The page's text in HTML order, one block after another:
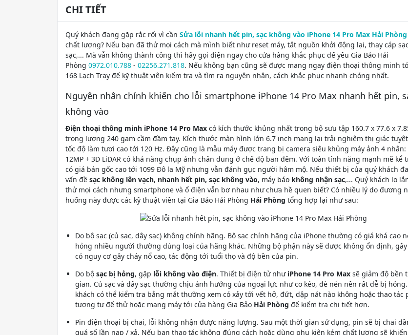
CHI TIẾT
Quý khách đang gặp rắc rối vì cần Sửa lỗi nhanh hết pin, sạc không vào iPhone 14 Pro Max Hải Phòng
chất lượng? Nếu bạn đã thử mọi cách mà mình biết như reset máy, tắt nguồn khởi động lại, thay cáp
sạc,... Mà vẫn không thành công thì hãy gọi điện ngay cho cửa hàng khắc phục dế yêu Gia Bảo Hải
Phòng 0972.010.788 - 02256.271.818. Nếu không bạn cũng sẽ được mang ngay điện thoại thông minh
168 Lạch Tray để kỹ thuật viên kiểm tra và tìm ra nguyên nhân, cách khắc phục nhanh chóng nhất.
Nguyên nhân chính khiến cho lỗi smartphone iPhone 14 Pro Max nhanh hết pin,
không vào
Điện thoại thông minh iPhone 14 Pro Max có kích thước khủng nhất trong bộ sưu tập 160.7 x 77.6 x
trọng lượng 240 gam cầm đầm tay. Kích thước màn hình lớn 6.7 inch mang lại trải nghiệm thị giác
tốc độ làm tươi cao tới 120 Hz. Đây cũng là mẫu máy được trang bị camera siêu khủng máy ảnh 4 nhân:
12MP + 3D LiDAR có khả năng chụp ảnh chân dung ở chế độ ban đêm. Với toàn tính năng mạnh mẽ kể
có giá bán gốc cao tới 1099 Đô la Mỹ nhưng vẫn đánh gục người hâm mộ. Nếu thiết bị của quý khách
vấn đề sạc không lên vạch, nhanh hết pin, sạc không vào, máy báo không nhận sạc,... Quý khách lo
thử mọi cách nhưng smartphone và ổ điện vẫn bơ nhau như chưa hề quen biết? Có nhiều lý do đương
huống này được các kỹ thuật viên tại Gia Bảo Hải Phòng Hải Phòng tổng hợp lại như sau:
Do bộ sạc (củ sạc, dây sạc) không chính hãng. Bộ sạc chính hãng của iPhone thường có giá khá cao
hỏng nhiều người thường dùng loại của hãng khác. Những bộ phận này sẽ được không ổn định, gây
có nguy cơ gây cháy nổ cao, tác động tới tuổi thọ và độ bền của pin.
Do bộ sạc bị hỏng, gặp lỗi không vào điện. Thiết bị điện tử như iPhone 14 Pro Max sẽ giảm độ bền
gian. Củ sạc và dây sạc thường chịu ảnh hưởng của ngoại lực như co kéo, đè nén nên rất dễ bị
khách có thể kiểm tra bằng mắt thường xem có xảy tới vết hở, đứt, dập nát nào không hoặc thao tác
tương tự để thử hoặc mang máy tới cửa hàng Gia Bảo Hải Phòng để kiểm tra chi tiết hơn.
Pin điện thoại bị chai, lỗi không nhận được năng lượng. Sau một thời gian sử dụng, pin sẽ bị chai
quá số lần nạp / xả. Nếu bạn thao tác không đúng cách hoặc dùng phụ kiện kém chất lượng sẽ